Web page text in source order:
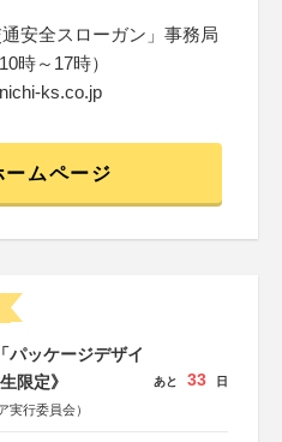
安全スローガン」事務局
時～17時）
ks.co.jp
ームページ
パッケージデザイ
限定》
実行委員会）
あと 33 日